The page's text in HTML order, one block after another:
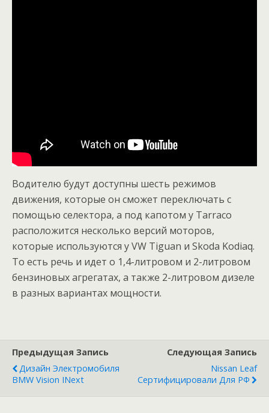
Водителю будут доступны шесть режимов
движения, которые он сможет переключать с
помощью селектора, а под капотом у Tarraco
расположится несколько версий моторов,
которые используются у VW Tiguan и Skoda Kodiaq.
То есть речь и идет о 1,4-литровом и 2-литровом
бензиновых агрегатах, а также 2-литровом дизеле
в разных вариантах мощности.
Предыдущая Запись
Дизайн Электромобиля
BMW Vision INext
Следующая Запись
Nissan Leaf
Сертифицировали Для РФ